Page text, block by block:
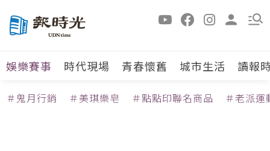
娛樂賽事 時代現場 青春懷舊 城市生活 讀報
＃鬼月行銷 ＃美琪樂皂 ＃點點印聯名商品 ＃老派運